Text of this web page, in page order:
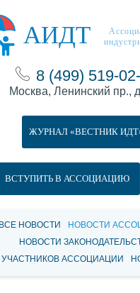
АИДТ
8 (499) 519-
Москва, Ленинский пр.,
ВСТУПИТЬ В АССОЦИАЦИЮ
ЖУРНАЛ «ВЕСТНИК
ВСЕ НОВОСТИ
НОВОСТИ
НОВОСТИ
АССОЦИАЦИИ